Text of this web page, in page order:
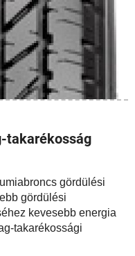
takarékosság
gördülési
gördülési
kevesebb energia
takarékossági